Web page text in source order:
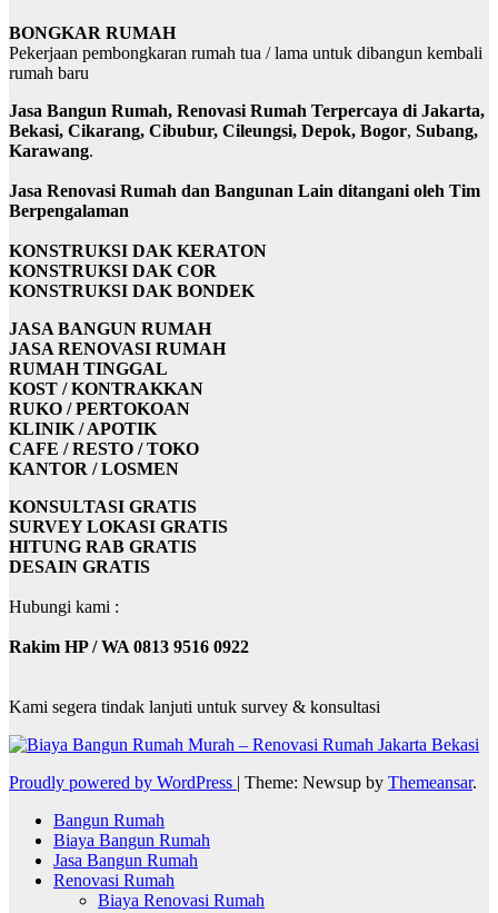
BONGKAR RUMAH
Pekerjaan pembongkaran rumah tua / lama untuk dibangun kembali
rumah baru
Jasa Bangun Rumah, Renovasi Rumah Terpercaya di Jakarta,
Bekasi, Cikarang, Cibubur, Cileungsi, Depok, Bogor, Subang,
Karawang.
Jasa Renovasi Rumah dan Bangunan Lain ditangani oleh Tim
Berpengalaman
KONSTRUKSI DAK KERATON
KONSTRUKSI DAK COR
KONSTRUKSI DAK BONDEK
JASA BANGUN RUMAH
JASA RENOVASI RUMAH
RUMAH TINGGAL
KOST / KONTRAKKAN
RUKO / PERTOKOAN
KLINIK / APOTIK
CAFE / RESTO / TOKO
KANTOR / LOSMEN
KONSULTASI GRATIS
SURVEY LOKASI GRATIS
HITUNG RAB GRATIS
DESAIN GRATIS
Hubungi kami :
Rakim HP / WA 0813 9516 0922
Kami segera tindak lanjuti untuk survey & konsultasi
Proudly powered by WordPress | Theme: Newsup by Themeansar.
Bangun Rumah
Biaya Bangun Rumah
Jasa Bangun Rumah
Renovasi Rumah
Biaya Renovasi Rumah